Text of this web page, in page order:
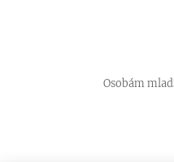
Osobám